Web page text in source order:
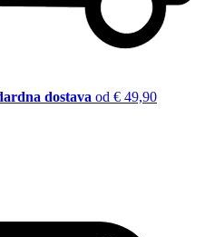
dostava od € 49,90